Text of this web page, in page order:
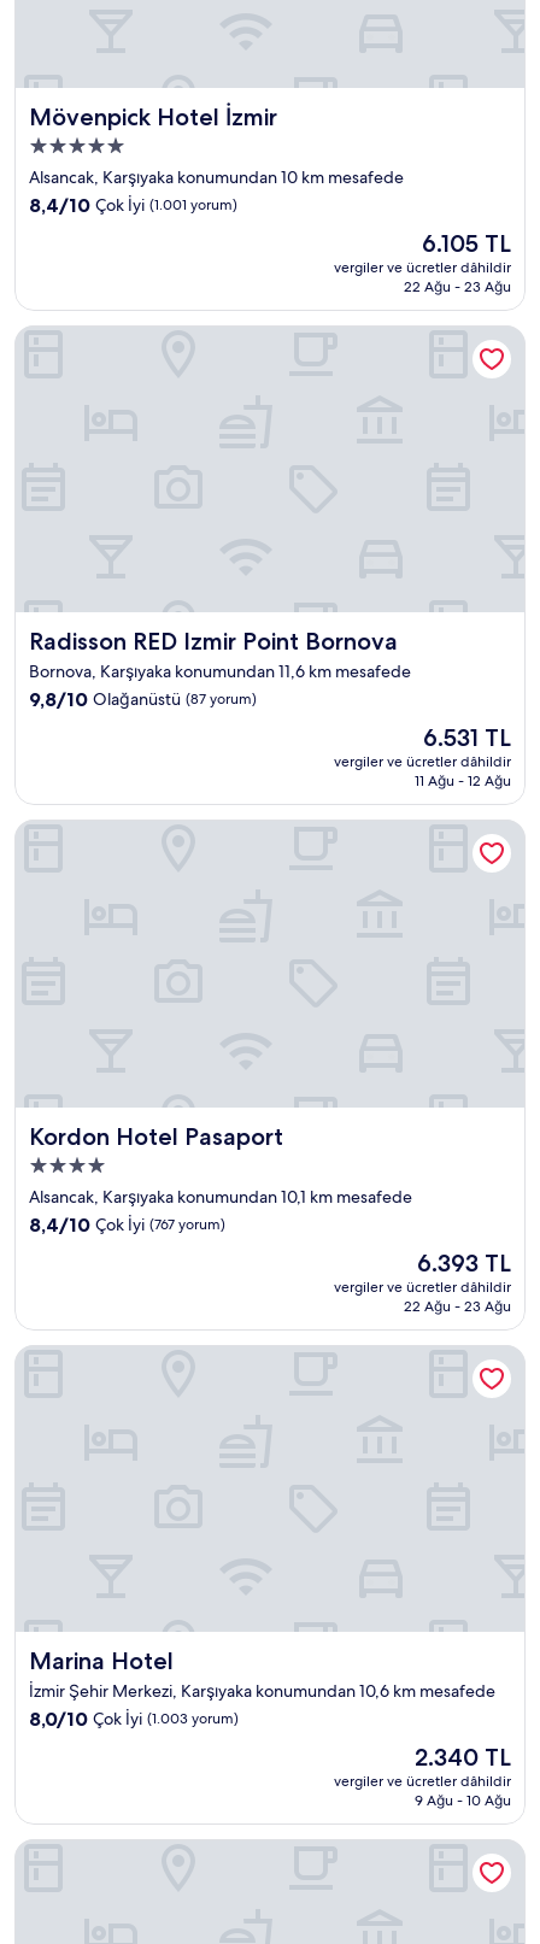
Mövenpick Hotel İzmir
Mövenpick Hotel İzmir
5.0
yıldızlı
konaklama
yeri
Alsancak, Karşıyaka konumundan 10 km mesafede
10
(1.001
yorum)
8,4/10 Çok İyi (1.001 yorum)
Güncel
fiyat:
6.105 TL
6.105 TL
vergiler ve ücretler dâhildir
22 Ağu - 23 Ağu
Radisson RED Izmir Point Bornova
Radisson RED Izmir Point Bornova
Bornova, Karşıyaka konumundan 11,6 km mesafede
10
yorum)
9,8/10 Olağanüstü (87 yorum)
Güncel
fiyat:
6.531 TL
6.531 TL
vergiler ve ücretler dâhildir
11 Ağu - 12 Ağu
Radisson RED Izmir Point Bornova
Kordon Hotel Pasaport
Kordon Hotel Pasaport
4.0
yıldızlı
konaklama
yeri
Alsancak, Karşıyaka konumundan 10,1 km mesafede
10
(767
yorum)
8,4/10 Çok İyi (767 yorum)
Güncel
fiyat:
6.393 TL
6.393 TL
vergiler ve ücretler dâhildir
22 Ağu - 23 Ağu
Kordon Hotel Pasaport
Marina Hotel
Marina Hotel
İzmir Şehir Merkezi, Karşıyaka konumundan 10,6 km mesafede
10
(1.003
yorum)
8,0/10 Çok İyi (1.003 yorum)
Güncel
fiyat:
2.340 TL
2.340 TL
vergiler ve ücretler dâhildir
9 Ağu - 10 Ağu
Marina Hotel
Canopy By Hilton İzmir Bomonti